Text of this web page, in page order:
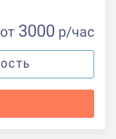
от 3000 р/час